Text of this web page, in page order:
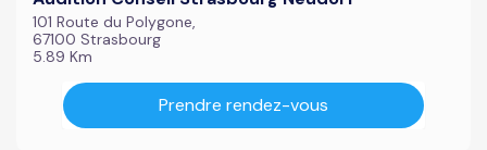
101 Route du Polygone,
67100 Strasbourg
5.89 Km
Prendre rendez-vous